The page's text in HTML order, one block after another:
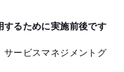
するために実施前後です
ービスマネジメントグ